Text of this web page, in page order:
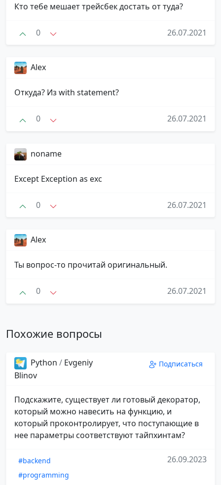
Кто тебе мешает трейсбек достать от туда?
0 26.07.2021
Alex
Откуда? Из with statement?
0 26.07.2021
noname
Except Exception as exc
0 26.07.2021
Alex
Ты вопрос-то прочитай оригинальный.
0 26.07.2021
Похожие вопросы
Python / Evgeniy
Blinov
Подписаться
Подскажите, существует ли готовый декоратор,
который можно навесить на функцию, и
который проконтролирует, что поступающие в
нее параметры соответствуют тайпхинтам?
#backend
#programming
26.09.2023